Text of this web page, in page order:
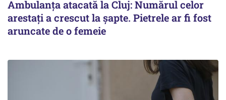
Ambulanța atacată la Cluj: Numărul celor
arestați a crescut la șapte. Pietrele ar fi fost
aruncate de o femeie